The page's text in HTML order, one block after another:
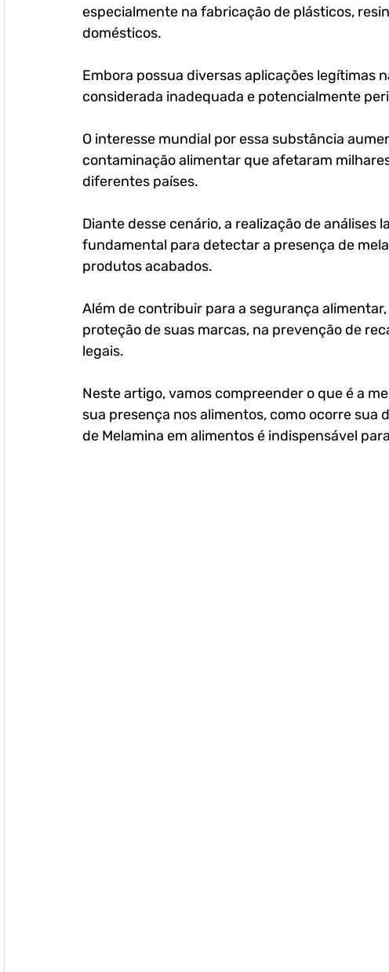
especialmente na fabricação de plásticos,
domésticos.
Embora possua diversas aplicações legítimas
considerada inadequada e potencialmente
O interesse mundial por essa substância
contaminação alimentar que afetaram
diferentes países.
Diante desse cenário, a realização de
fundamental para detectar a presença de
produtos acabados.
Além de contribuir para a segurança
proteção de suas marcas, na prevenção de
legais.
Neste artigo, vamos compreender o que é a
sua presença nos alimentos, como ocorre sua
de Melamina em alimentos é indispensável